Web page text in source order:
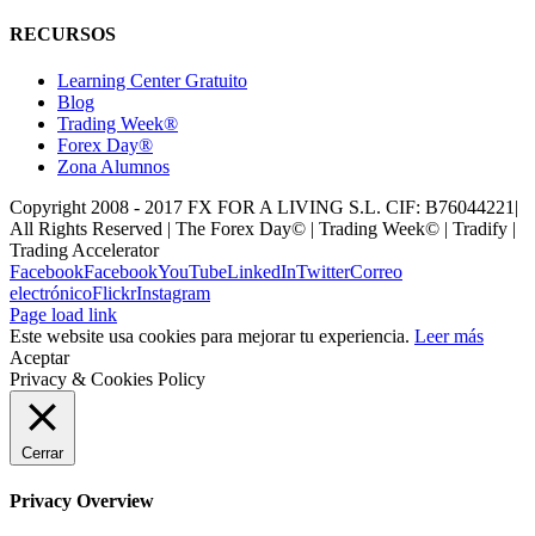
RECURSOS
Learning Center Gratuito
Blog
Trading Week®
Forex Day®
Zona Alumnos
Copyright 2008 - 2017 FX FOR A LIVING S.L. CIF: B76044221|
All Rights Reserved | The Forex Day© | Trading Week© | Tradify |
Trading Accelerator
FacebookFacebookYouTubeLinkedInTwitterCorreo
electrónicoFlickrInstagram
Page load link
Este website usa cookies para mejorar tu experiencia. Leer más
Aceptar
Privacy & Cookies Policy
Cerrar
Privacy Overview